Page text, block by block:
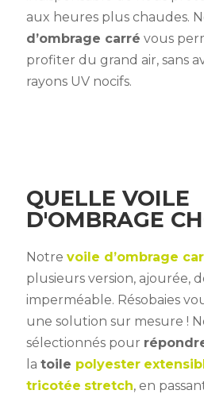
aux heures plus chaudes.
d’ombrage carré vous
profiter du grand air, sans
rayons UV nocifs.
QUELLE VOILE
D'OMBRAGE
Notre voile d’ombrage
plusieurs version, ajourée,
imperméable. Résobaies
une solution sur mesure !
sélectionnés pour
la toile polyester
tricotée stretch, en